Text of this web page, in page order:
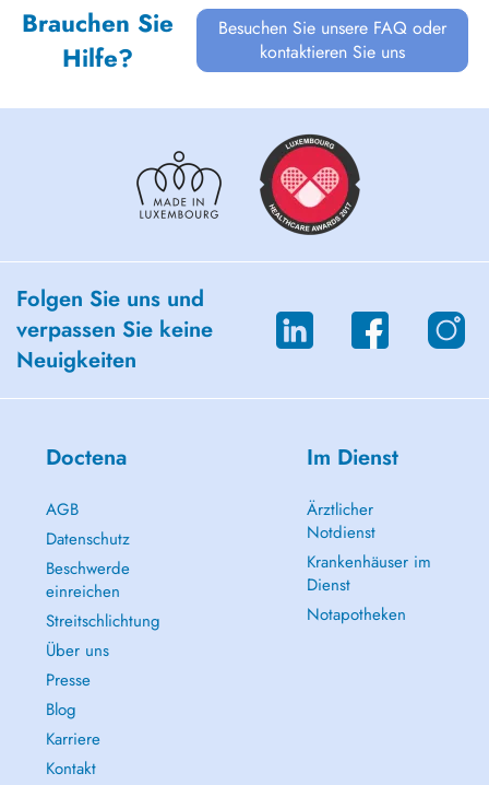
Brauchen Sie
Hilfe?
Besuchen Sie unsere FAQ oder
kontaktieren Sie uns
Folgen Sie uns und
verpassen Sie keine
Neuigkeiten
Doctena
AGB
Datenschutz
Beschwerde
einreichen
Streitschlichtung
Über uns
Presse
Blog
Karriere
Kontakt
Im Dienst
Ärztlicher
Notdienst
Krankenhäuser im
Dienst
Notapotheken